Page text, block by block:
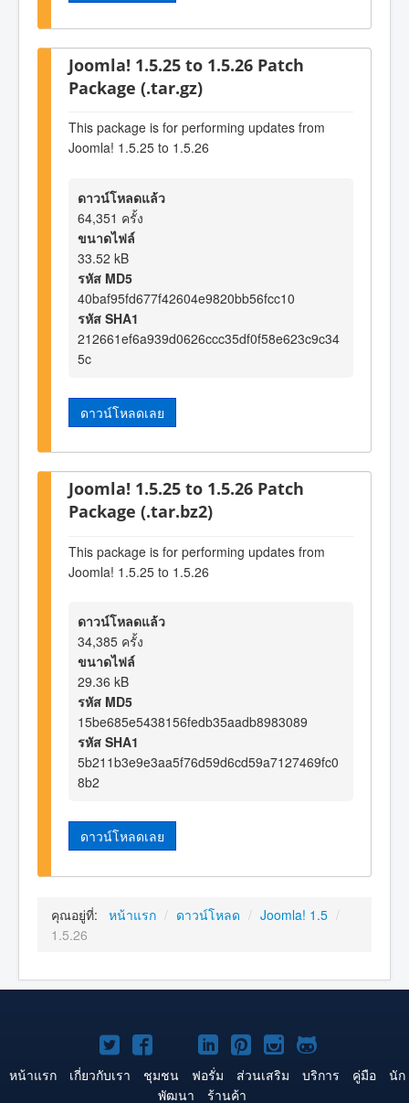
Joomla! 1.5.25 to 1.5.26 Patch
Package (.tar.gz)
This package is for performing updates from
Joomla! 1.5.25 to 1.5.26
ดาวน์โหลดแล้ว
64,351 ครั้ง
ขนาดไฟล์
33.52 kB
รหัส MD5
40baf95fd677f42604e9820bb56fcc10
รหัส SHA1
212661ef6a939d0626ccc35df0f58e623c9c34
5c
ดาวน์โหลดเลย
Joomla! 1.5.25 to 1.5.26 Patch
Package (.tar.bz2)
This package is for performing updates from
Joomla! 1.5.25 to 1.5.26
ดาวน์โหลดแล้ว
34,385 ครั้ง
ขนาดไฟล์
29.36 kB
รหัส MD5
15be685e5438156fedb35aadb8983089
รหัส SHA1
5b211b3e9e3aa5f76d59d6cd59a7127469fc0
8b2
ดาวน์โหลดเลย
คุณอยู่ที่: หน้าแรก / ดาวน์โหลด / Joomla! 1.5 /
1.5.26
Joomla!
บน
Joomla!
บน
Joomla!
บน
Joomla!
บน
Joomla!
บน
Joomla!
บน
Joomla!
บน
หน้าแรก เกี่ยวกับเรา ชุมชน ฟอรั่ม ส่วนเสริม บริการ คู่มือ
นัก
พัฒนา
ร้านค้า